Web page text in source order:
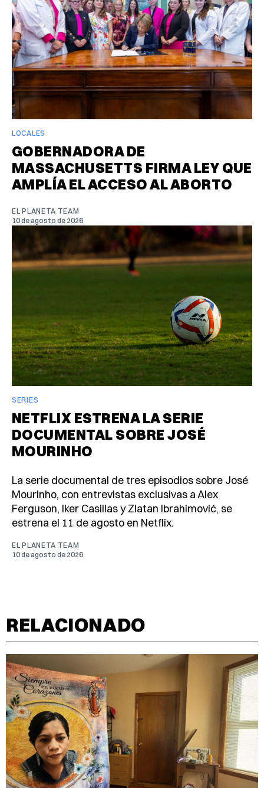
LOCALES
GOBERNADORA DE
MASSACHUSETTS FIRMA LEY QUE
AMPLÍA EL ACCESO AL ABORTO
EL PLANETA TEAM
10 de agosto de 2026
SERIES
NETFLIX ESTRENA LA SERIE
DOCUMENTAL SOBRE JOSÉ
MOURINHO
La serie documental de tres episodios sobre José
Mourinho, con entrevistas exclusivas a Alex
Ferguson, Iker Casillas y Zlatan Ibrahimović, se
estrena el 11 de agosto en Netflix.
EL PLANETA TEAM
10 de agosto de 2026
RELACIONADO